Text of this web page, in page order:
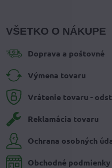
VŠETKO O NÁKUPE
Doprava a poštovné
Výmena tovaru
Vrátenie tovaru -
Reklamácia tovaru
Ochrana osobných
Obchodné podmienky